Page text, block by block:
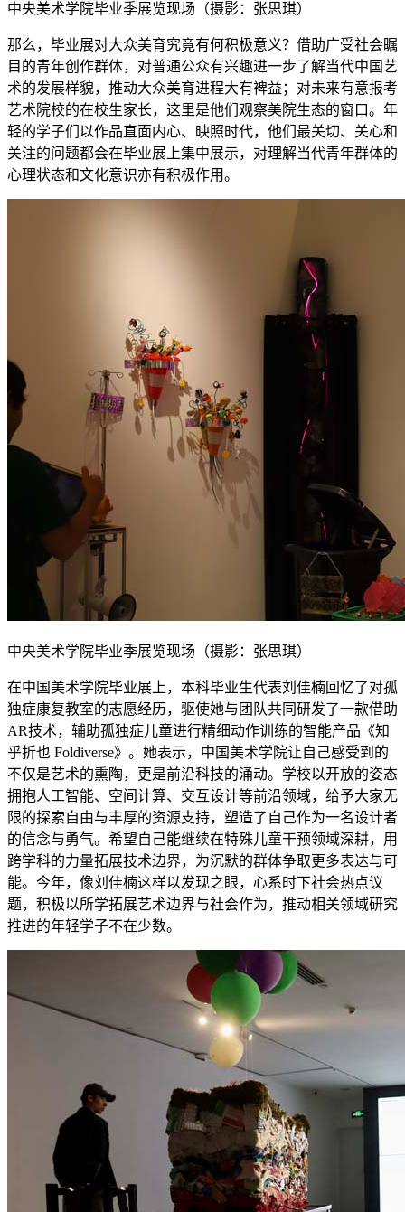
中央美术学院毕业季展览现场（摄影：张思琪）
那么，毕业展对大众美育究竟有何积极意义？借助广受社会瞩
目的青年创作群体，对普通公众有兴趣进一步了解当代中国艺
术的发展样貌，推动大众美育进程大有裨益；对未来有意报考
艺术院校的在校生家长，这里是他们观察美院生态的窗口。年
轻的学子们以作品直面内心、映照时代，他们最关切、关心和
关注的问题都会在毕业展上集中展示，对理解当代青年群体的
心理状态和文化意识亦有积极作用。
中央美术学院毕业季展览现场（摄影：张思琪）
在中国美术学院毕业展上，本科毕业生代表刘佳楠回忆了对孤
独症康复教室的志愿经历，驱使她与团队共同研发了一款借助
AR技术，辅助孤独症儿童进行精细动作训练的智能产品《知
乎折也 Foldiverse》。她表示，中国美术学院让自己感受到的
不仅是艺术的熏陶，更是前沿科技的涌动。学校以开放的姿态
拥抱人工智能、空间计算、交互设计等前沿领域，给予大家无
限的探索自由与丰厚的资源支持，塑造了自己作为一名设计者
的信念与勇气。希望自己能继续在特殊儿童干预领域深耕，用
跨学科的力量拓展技术边界，为沉默的群体争取更多表达与可
能。今年，像刘佳楠这样以发现之眼，心系时下社会热点议
题，积极以所学拓展艺术边界与社会作为，推动相关领域研究
推进的年轻学子不在少数。